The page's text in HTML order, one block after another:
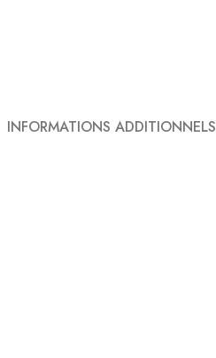
INFORMATIONS ADDITIONNELS